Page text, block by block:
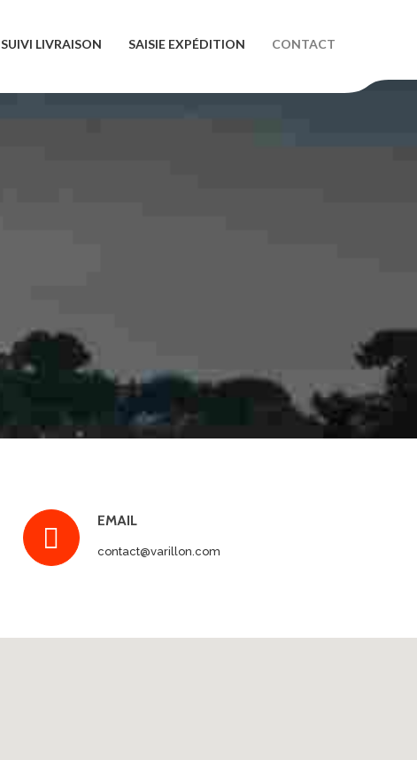
SUIVI LIVRAISON SAISIE EXPÉDITION CONTACT
EMAIL
contact@varillon.com